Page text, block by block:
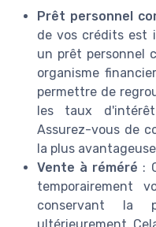
Prêt personnel
de vos crédits est
un prêt personnel
organisme
permettre de
les taux
Assurez-vous de
la plus
Vente à réméré :
temporairement
conservant la